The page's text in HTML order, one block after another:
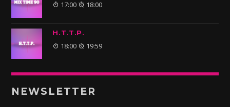
17:00 18:00
H.T.T.P.
18:00 19:59
NEWSLETTER